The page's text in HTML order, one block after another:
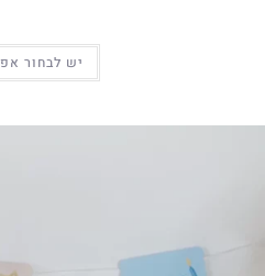
יש לבחור